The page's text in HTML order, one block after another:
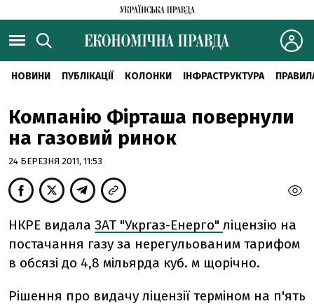
НОВИНИ ПУБЛІКАЦІЇ КОЛОНКИ ІНФРАСТРУКТУРА
Компанію Фірташа повернули
на газовий ринок
24 БЕРЕЗНЯ 2011, 11:53
НКРЕ видала ЗАТ "Укргаз-Енерго" ліцензію на
постачання газу за нерегульованим тарифом
в обсязі до 4,8 мільярда куб. м щорічно.
Рішення про видачу ліцензії терміном на п'ять